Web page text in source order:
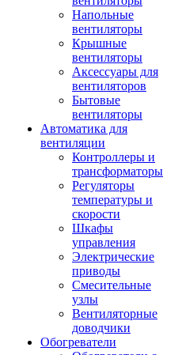
Напольные
вентиляторы
Крышные
вентиляторы
Аксессуары для
вентиляторов
Бытовые
вентиляторы
Автоматика для
вентиляции
Контроллеры и
трансформаторы
Регуляторы
температуры и
скорости
Шкафы
управления
Электрические
приводы
Смесительные
узлы
Вентиляторные
доводчики
Обогреватели